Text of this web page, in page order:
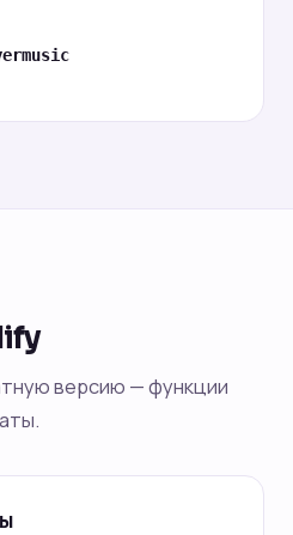
версию — функции